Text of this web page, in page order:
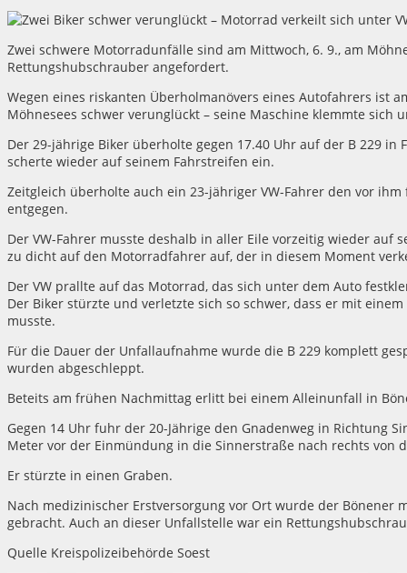
Zwei schwere Motorradunfälle sind am Mittwoch, 6. 9., am
Rettungshubschrauber angefordert.
Wegen eines riskanten Überholmanövers eines Autofahrers ist
Möhnesees schwer verunglückt – seine Maschine klemmte sich
Der 29-jährige Biker überholte gegen 17.40 Uhr auf der B 229
scherte wieder auf seinem Fahrstreifen ein.
Zeitgleich überholte auch ein 23-jähriger VW-Fahrer den vor
entgegen.
Der VW-Fahrer musste deshalb in aller Eile vorzeitig wieder
zu dicht auf den Motorradfahrer auf, der in diesem Moment
Der VW prallte auf das Motorrad, das sich unter dem Auto
Der Biker stürzte und verletzte sich so schwer, dass er mit
musste.
Für die Dauer der Unfallaufnahme wurde die B 229 komplett
wurden abgeschleppt.
Beteits am frühen Nachmittag erlitt bei einem Alleinunfall in
Gegen 14 Uhr fuhr der 20-Jährige den Gnadenweg in Richtung
Meter vor der Einmündung in die Sinnerstraße nach rechts von
Er stürzte in einen Graben.
Nach medizinischer Erstversorgung vor Ort wurde der Bönener
gebracht. Auch an dieser Unfallstelle war ein
Quelle Kreispolizeibehörde Soest